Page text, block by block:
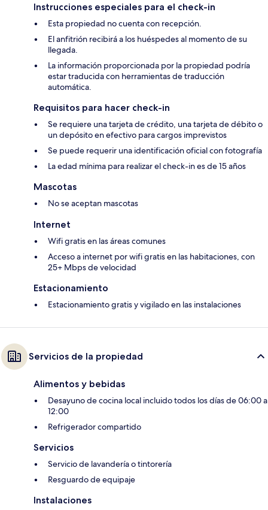
Instrucciones especiales para el check-in
Esta propiedad no cuenta con recepción.
El anfitrión recibirá a los huéspedes al momento de su
llegada.
La información proporcionada por la propiedad podría
estar traducida con herramientas de traducción
automática.
Requisitos para hacer check-in
Se requiere una tarjeta de crédito, una tarjeta de débito o
un depósito en efectivo para cargos imprevistos
Se puede requerir una identificación oficial con fotografía
La edad mínima para realizar el check-in es de 15 años
Mascotas
No se aceptan mascotas
Internet
Wifi gratis en las áreas comunes
Acceso a internet por wifi gratis en las habitaciones, con
25+ Mbps de velocidad
Estacionamiento
Estacionamiento gratis y vigilado en las instalaciones
Servicios de la propiedad
Alimentos y bebidas
Desayuno de cocina local incluido todos los días de 06:00 a
12:00
Refrigerador compartido
Servicios
Servicio de lavandería o tintorería
Resguardo de equipaje
Instalaciones